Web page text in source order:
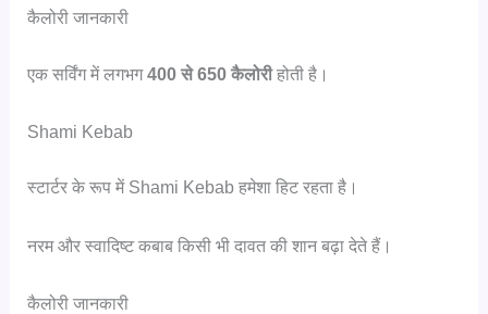
कैलोरी जानकारी
एक सर्विंग में लगभग400 से 650 कैलोरीहोती है।
Shami Kebab
स्टार्टर के रूप में Shami Kebab हमेशा हिट रहता है।
नरम और स्वादिष्ट कबाब किसी भी दावत की शान बढ़ा देते हैं।
कैलोरी जानकारी